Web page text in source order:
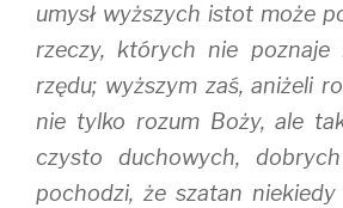
umysł wyższych istot może
rzeczy, których nie poznaje
rzędu; wyższym zaś, aniżeli
nie tylko rozum Boży, ale
czysto duchowych,
pochodzi, że szatan